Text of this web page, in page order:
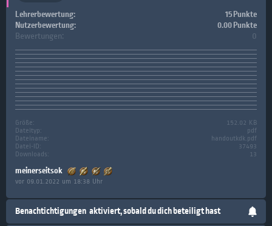
Lehrerbewertung:
15 Punkte
Nutzerbewertung:
0.00 Punkte
Bewertungen: 0
Größe:
152.02 KB
Dateityp:
pdf
Dateiname:
handoutkdk.pdf
Datei-ID:
37493
Downloads:
13
meinerseitsok
vor 09.01.2022 um 18:38 Uhr
Benachtichtigungen aktiviert, sobald du dich beteiligt hast